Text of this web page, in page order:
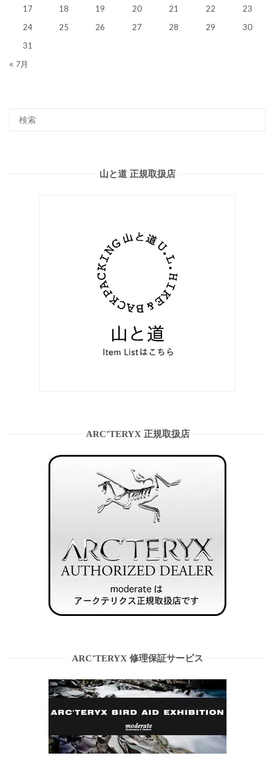
17 18 19 20 21 22
23
24
25 26 27 28 29
30
31
« 7月
山と道 正規取扱店
ARC’TERYX 正規取扱店
ARC’TERYX 修理保証サービス